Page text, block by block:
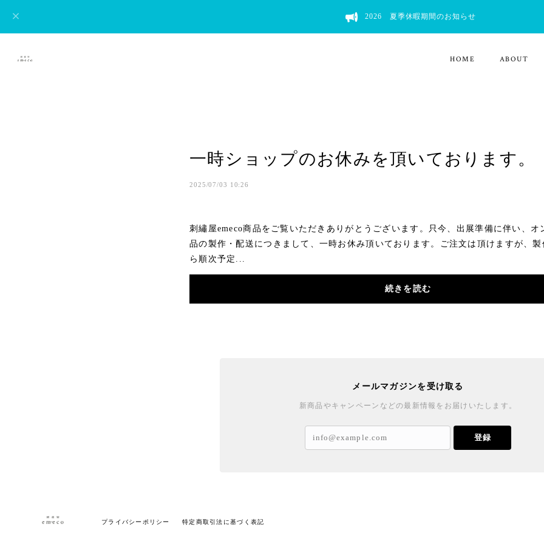
2026 夏季休暇期間のお知らせ
HOME ABOUT
一時ショップのお休みを頂いております。
2025/07/03 10:26
刺繡屋emeco商品をご覧いただきありがとうございます。只今、出展準備に伴い、オ
品の製作・配送につきまして、一時お休み頂いております。ご注文は頂けますが、
ら順次予定...
続きを読む
メールマガジンを受け取る
新商品やキャンペーンなどの最新情報をお届けいたします。
登録
プライバシーポリシー 特定商取引法に基づく表記